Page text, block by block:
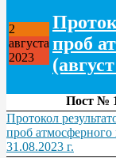
2
августа
2023
проб
Пост №
Протокол
проб атмосферного
31.08.2023 г.